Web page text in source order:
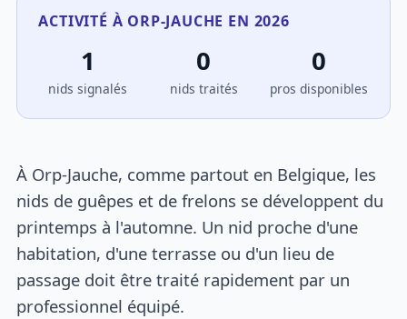
ACTIVITÉ À ORP-JAUCHE EN 2026
1
nids signalés
0
nids traités
0
pros disponibles
À Orp-Jauche, comme partout en Belgique, les
nids de guêpes et de frelons se développent du
printemps à l'automne. Un nid proche d'une
habitation, d'une terrasse ou d'un lieu de
passage doit être traité rapidement par un
professionnel équipé.